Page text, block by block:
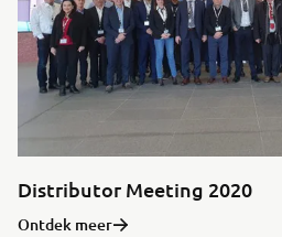
Distributor Meeting 2020
Ontdek meer